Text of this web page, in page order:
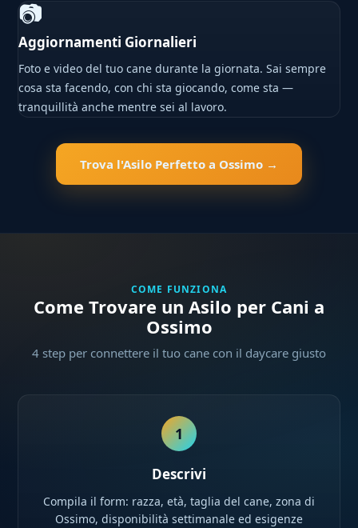
📷
Aggiornamenti Giornalieri
Foto e video del tuo cane durante la giornata. Sai sempre
cosa sta facendo, con chi sta giocando, come sta —
tranquillità anche mentre sei al lavoro.
Trova l'Asilo Perfetto a Ossimo →
COME FUNZIONA
Come Trovare un Asilo per Cani a
Ossimo
4 step per connettere il tuo cane con il daycare giusto
1
Descrivi
Compila il form: razza, età, taglia del cane, zona di
Ossimo, disponibilità settimanale ed esigenze